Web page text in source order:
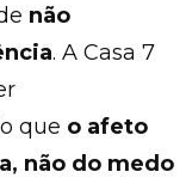
não
. A Casa 7
que o afeto
não do medo